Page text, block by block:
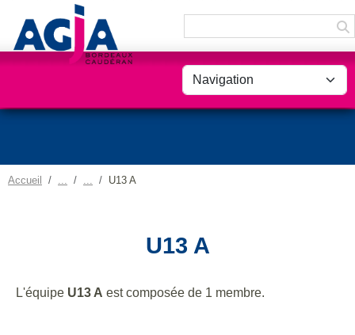
Accueil U13 A
U13 A
L'équipe U13 A est composée de 1 membre.
Panneau de gestion des cookies